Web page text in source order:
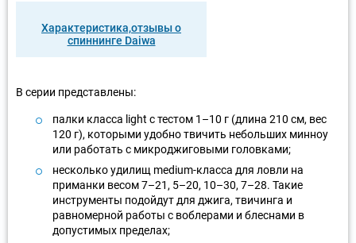
Характеристика,отзывы о
спиннинге Daiwa
В серии представлены:
палки класса light с тестом 1–10 г (длина 210 см, вес
120 г), которыми удобно твичить небольших минноу
или работать с микроджиговыми головками;
несколько удилищ medium-класса для ловли на
приманки весом 7–21, 5–20, 10–30, 7–28. Такие
инструменты подойдут для джига, твичинга и
равномерной работы с воблерами и блеснами в
допустимых пределах;